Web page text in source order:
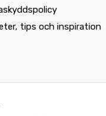
tips och inspiration